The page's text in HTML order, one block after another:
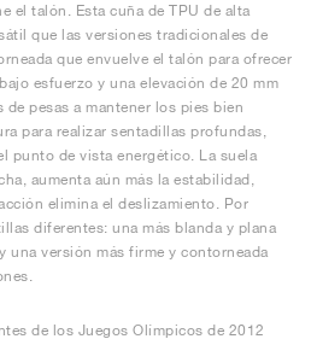
el talón. Esta cuña de TPU de alta
que las versiones tradicionales de
que envuelve el talón para ofrecer
esfuerzo y una elevación de 20 mm
pesas a mantener los pies bien
para realizar sentadillas profundas,
punto de vista energético. La suela
aumenta aún más la estabilidad,
elimina el deslizamiento. Por
diferentes: una más blanda y plana
una versión más firme y contorneada
de los Juegos Olímpicos de 2012